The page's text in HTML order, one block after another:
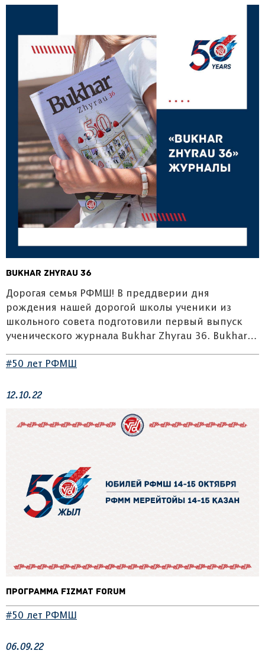
Bukhar Zhyrau 36
Дорогая семья РФМШ! В преддверии дня
рождения нашей дорогой школы ученики из
школьного совета подготовили первый выпуск
ученического журнала Bukhar Zhyrau 36. Bukhar…
#50 лет РФМШ
12.10.22
Программа Fizmat Forum
#50 лет РФМШ
06.09.22